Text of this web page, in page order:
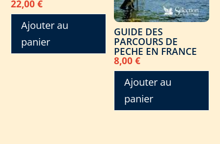
22,00€
Ajouter au
panier
GUIDE DES
PARCOURS DE
PECHE EN FRANCE
8,00€
Ajouter au
panier